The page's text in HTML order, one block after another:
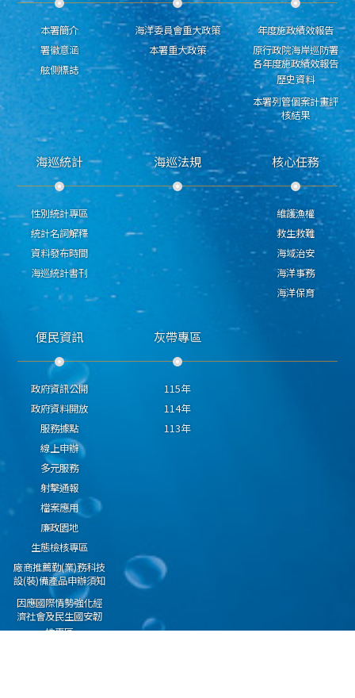
本署簡介
署徽意涵
舷側標誌
海洋委員會重大政策
本署重大政策
年度施政績效報告
原行政院海岸巡防署
各年度施政績效報告
歷史資料
本署列管個案計畫評
核結果
海巡統計
性別統計專區
統計名詞解釋
資料發布時間
海巡統計書刊
海巡法規 核心任務
維護漁權
救生救難
海域治安
海洋事務
海洋保育
便民資訊
政府資訊公開
政府資料開放
服務據點
線上申辦
多元服務
射擊通報
檔案應用
廉政園地
生態檢核專區
廠商推薦勤(業)務科技
設(裝)備產品申辦須知
因應國際情勢強化經
濟社會及民生國安韌
性專區
灰帶專區
115年
114年
113年